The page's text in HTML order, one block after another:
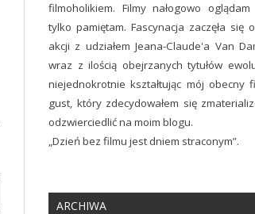
filmoholikiem. Filmy nałogowo oglądam
tylko pamiętam. Fascynacja zaczęła się
akcji z udziałem Jeana-Claude'a Van
wraz z ilością obejrzanych tytułów
niejednokrotnie kształtując mój obecny
gust, który zdecydowałem się
odzwierciedlić na moim blogu.
„Dzień bez filmu jest dniem straconym”.
ARCHIWA